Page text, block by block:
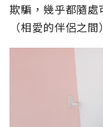
欺騙，幾乎都隨
（相愛的伴侶之